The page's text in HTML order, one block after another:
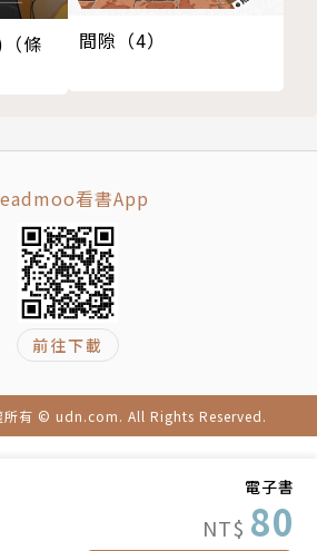
電子書
NT$ 80
條
間隙（4）
看書App
前往下載
所有 © udn.com. All Rights Reserved.